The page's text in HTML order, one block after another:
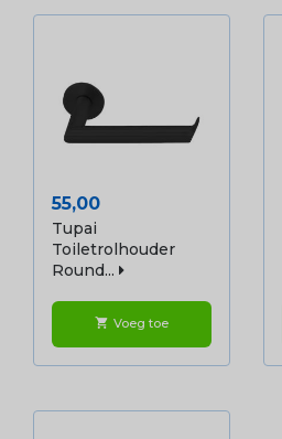
Prijs
55,00
Tupai
Toiletrolhouder
Round...
shopping_cart Voeg toe